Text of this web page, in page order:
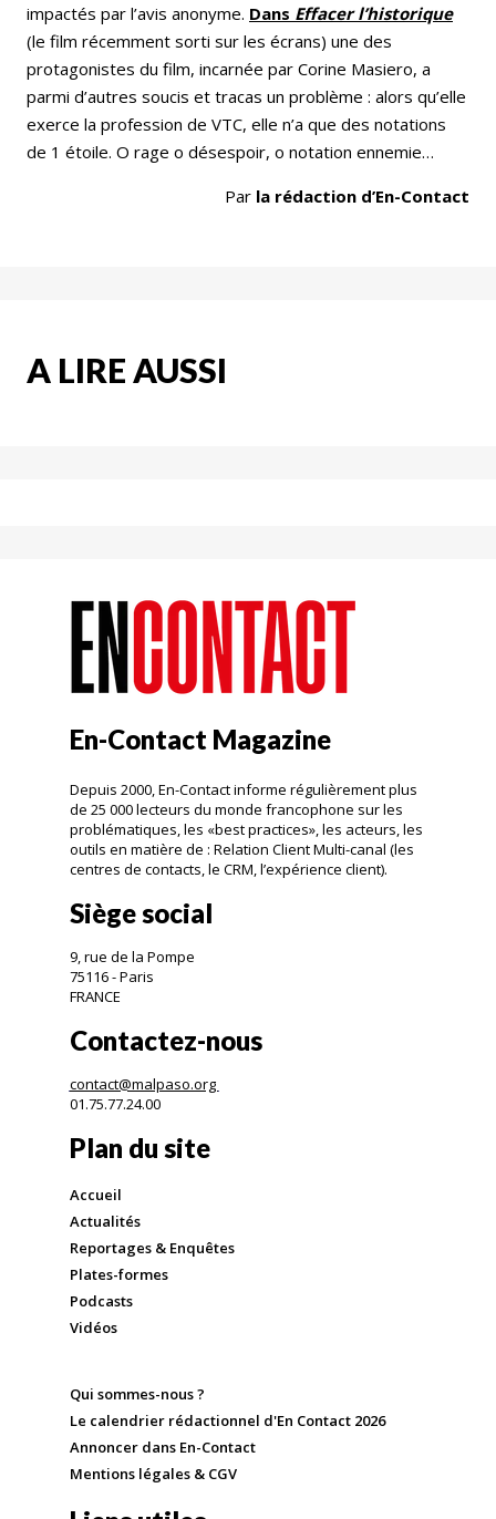
impactés par l’avis anonyme. Dans Effacer l’historique
(le film récemment sorti sur les écrans) une des
protagonistes du film, incarnée par Corine Masiero, a
parmi d’autres soucis et tracas un problème : alors qu’elle
exerce la profession de VTC, elle n’a que des notations
de 1 étoile. O rage o désespoir, o notation ennemie…
Par la rédaction d’En-Contact
A LIRE AUSSI
En-Contact Magazine
Depuis 2000, En-Contact informe régulièrement plus
de 25 000 lecteurs du monde francophone sur les
problématiques, les «best practices», les acteurs, les
outils en matière de : Relation Client Multi-canal (les
centres de contacts, le CRM, l’expérience client).
Siège social
9, rue de la Pompe
75116 - Paris
FRANCE
Contactez-nous
contact@malpaso.org
01.75.77.24.00
Plan du site
Accueil
Actualités
Reportages & Enquêtes
Plates-formes
Podcasts
Vidéos
Qui sommes-nous ?
Le calendrier rédactionnel d'En Contact 2026
Annoncer dans En-Contact
Mentions légales & CGV